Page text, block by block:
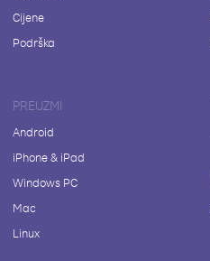
Cijene
Podrška
PREUZMI
Android
iPhone & iPad
Windows PC
Mac
Linux